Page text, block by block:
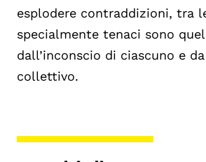
esplodere contraddizioni, tra
specialmente tenaci sono
dall’inconscio di ciascuno e
collettivo.